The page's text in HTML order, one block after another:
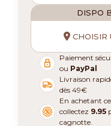
DISPO
CHOISIR
Paiement
ou PayPal
Livraison
dès 49€
En achetant
collectez 9.95
cagnotte.